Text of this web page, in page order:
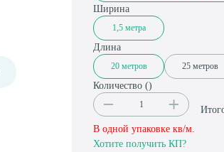
Ширина
1,5 метра
Длина
20 метров 25 метров
Количество ()
В одной упаковке кв/м.
Хотите получить КП?